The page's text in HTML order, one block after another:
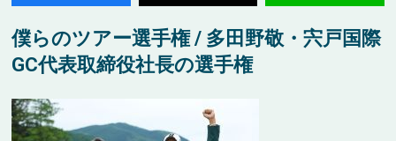
僕らのツアー選手権 / 多田野敬・宍戸国際
GC代表取締役社長の選手権